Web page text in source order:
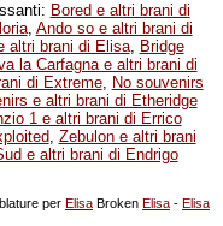
Bored e altri brani di
, Ando so e altri brani di
altri brani di Elisa, Bridge
la Carfagna e altri brani di
di Extreme, No souvenirs
e altri brani di Etheridge
1 e altri brani di Errico
, Zebulon e altri brani
e altri brani di Endrigo
per Elisa Broken Elisa - Elisa